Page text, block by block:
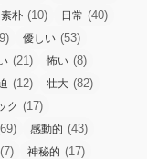
素朴 (10) 日常 (40)
優しい (53)
(21) 怖い (8)
(12) 壮大 (82)
ク (17)
感動的 (43)
(7) 神秘的 (17)